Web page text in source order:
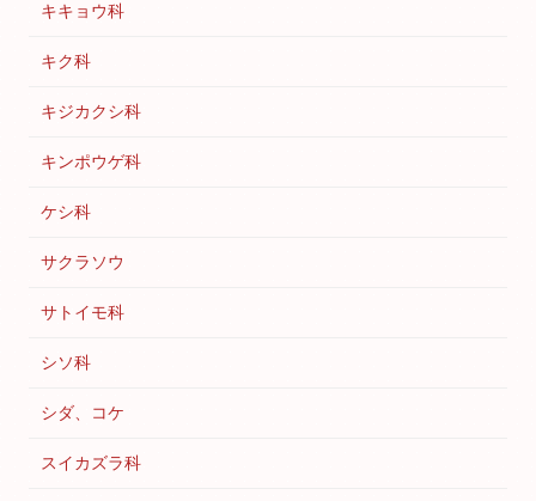
キキョウ科
キク科
キジカクシ科
キンポウゲ科
ケシ科
サクラソウ
サトイモ科
シソ科
シダ、コケ
スイカズラ科